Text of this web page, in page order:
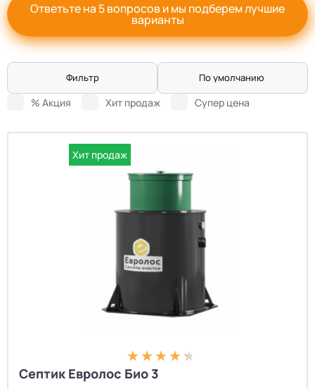
Ответьте на 5 вопросов и мы подберем лучшие
варианты
Фильтр По умолчанию
% Акция Хит продаж Супер цена
Хит продаж
Септик Евролос Био 3